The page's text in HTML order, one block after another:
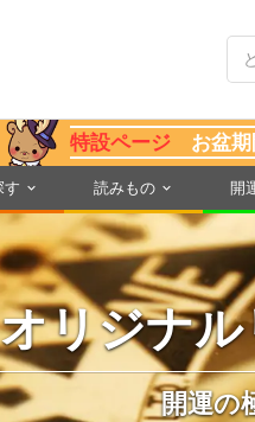
特設ページ お盆期
す 読みもの 開
オリジナ
開運の